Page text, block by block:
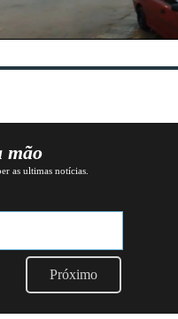
mão
as ultimas notícias.
Próximo